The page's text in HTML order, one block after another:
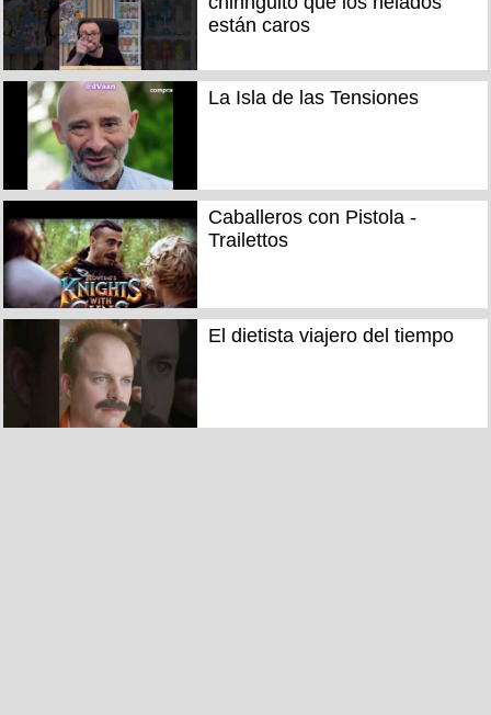
están caros
La Isla de las Tensiones
Caballeros con Pistola -
Trailettos
El dietista viajero del tiempo